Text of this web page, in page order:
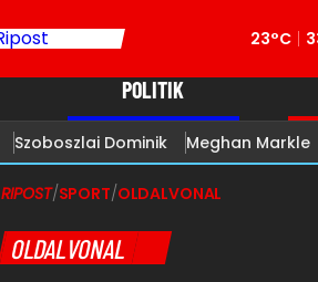
23°C
POLITIK
Szoboszlai Dominik Meghan Markle
RIPOST/SPORT/OLDALVONAL
OLDALVONAL